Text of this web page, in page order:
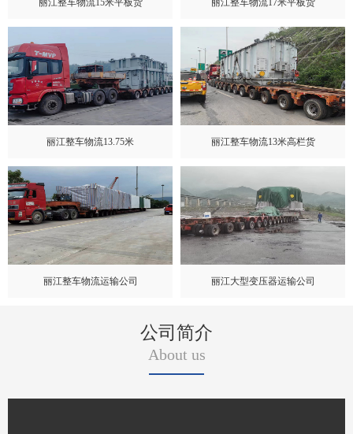
丽江整车物流15米平板货 丽江整车物流17米平板货
丽江整车物流13.75米 丽江整车物流13米高栏货
丽江整车物流运输公司 丽江大型变压器运输公司
公司简介
About us